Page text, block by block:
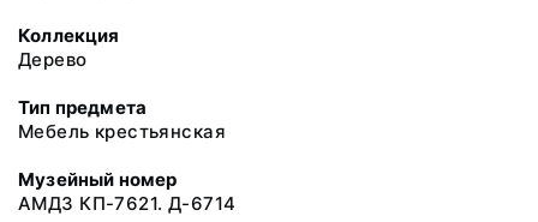
Коллекция
Дерево
Тип предмета
Мебель крестьянская
Музейный номер
АМДЗ КП-7621. Д-6714